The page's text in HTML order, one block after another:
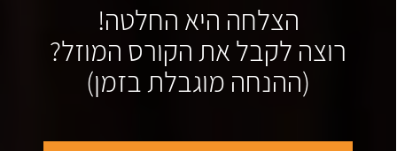
הצלחה היא החלטה!
רוצה לקבל את הקורס המוזל?
(ההנחה מוגבלת בזמן)